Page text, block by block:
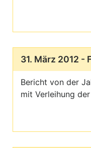
31. März 2012
Bericht von der
mit Verleihung